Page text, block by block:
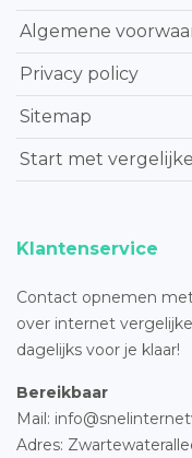
Algemene
Privacy policy
Sitemap
Start met
Klantenservice
Contact opnemen
over internet
dagelijks voor je klaar!
Bereikbaar
Mail:
Adres: